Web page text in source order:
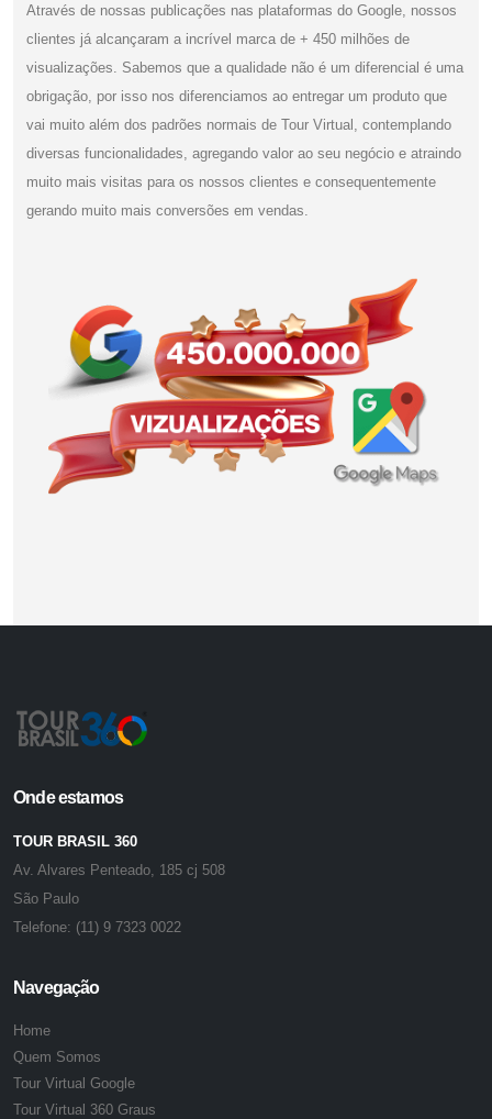
Através de nossas publicações nas plataformas do Google, nossos
clientes já alcançaram a incrível marca de + 450 milhões de
visualizações. Sabemos que a qualidade não é um diferencial é uma
obrigação, por isso nos diferenciamos ao entregar um produto que
vai muito além dos padrões normais de Tour Virtual, contemplando
diversas funcionalidades, agregando valor ao seu negócio e atraindo
muito mais visitas para os nossos clientes e consequentemente
gerando muito mais conversões em vendas.
Onde estamos
TOUR BRASIL 360
Av. Alvares Penteado, 185 cj 508
São Paulo
Telefone: (11) 9 7323 0022
Navegação
Home
Quem Somos
Tour Virtual Google
Tour Virtual 360 Graus